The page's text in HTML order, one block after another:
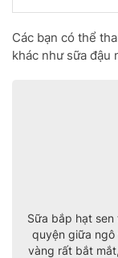
Các bạn có thể
khác như sữa đậu
Sữa bắp hạt
quyện giữa
vàng rất bắt